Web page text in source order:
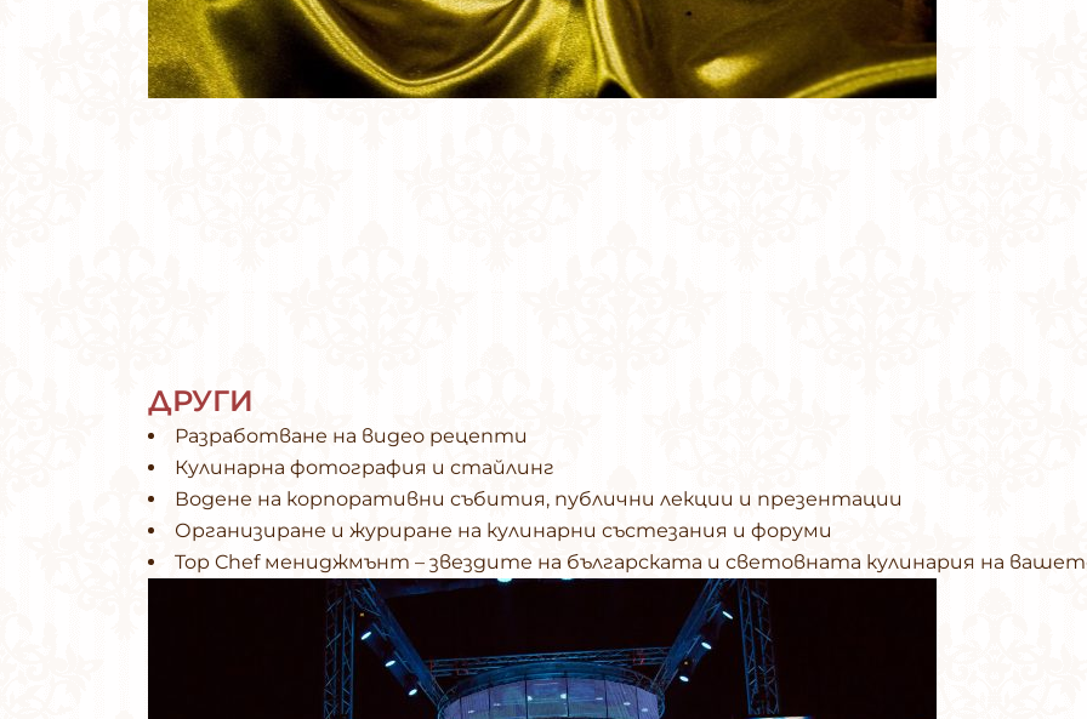
ДРУГИ
Разработване на видео рецепти
Кулинарна фотография и стайлинг
Водене на корпоративни събития, публични лекции и презентации
Организиране и журиране на кулинарни състезания и форуми
Top Chef мениджмънт – звездите на българската и световната кулинария на